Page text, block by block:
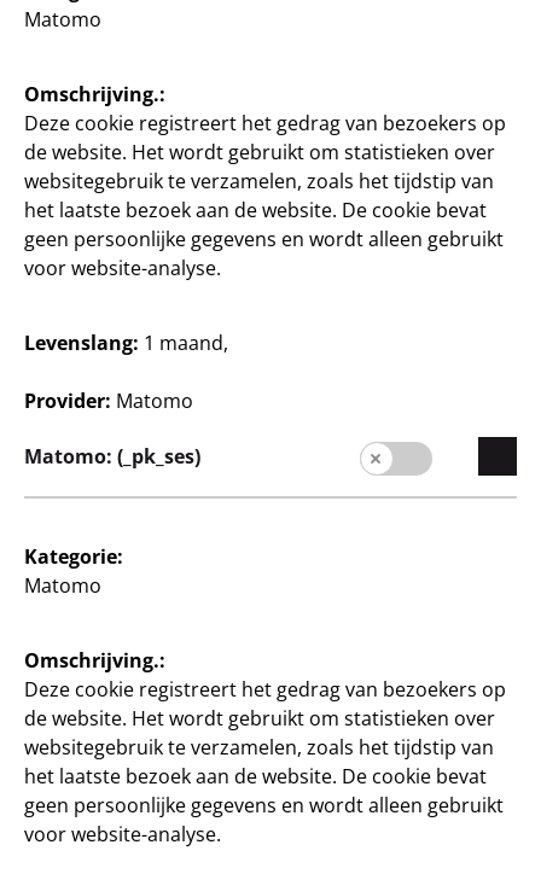
regenboogkleur
kleuren, per stuk
20 €/kg
2 €
2 €
Knutselen en doe-het-
Katoenen garen
50 g, verschillende
40 €/Kg
Breigaren
50 g, verschillende
Knutselen en doe-het-
Matomo
Omschrijving.:
Deze cookie registreert het gedrag van bezoekers op
de website. Het wordt gebruikt om statistieken over
websitegebruik te verzamelen, zoals het tijdstip van
het laatste bezoek aan de website. De cookie bevat
geen persoonlijke gegevens en wordt alleen gebruikt
voor website-analyse.
Levenslang: 1 maand,
Provider: Matomo
Matomo: (_pk_ses)
Kategorie:
Matomo
Omschrijving.:
Deze cookie registreert het gedrag van bezoekers op
de website. Het wordt gebruikt om statistieken over
websitegebruik te verzamelen, zoals het tijdstip van
het laatste bezoek aan de website. De cookie bevat
geen persoonlijke gegevens en wordt alleen gebruikt
voor website-analyse.